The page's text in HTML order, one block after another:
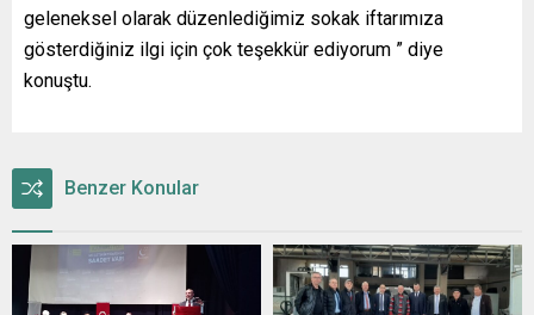
geleneksel olarak düzenlediğimiz sokak iftarımıza
gösterdiğiniz ilgi için çok teşekkür ediyorum ” diye
konuştu.
Benzer Konular